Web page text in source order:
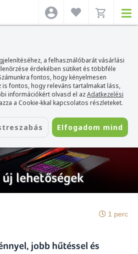
a felhasználóbarát vásárlási
érdekében sütiket és többféle
fontos, hogy kényelmesen
fontos, hogy releváns tartalmakat láss,
információkért olvasd el azAdatkezelési
a Cookie-kkal kapcsolatos részleteket.
Elfogadom mind
5 - új lehetőségek
lehetőségek
1 perc
jobb hűtéssel és